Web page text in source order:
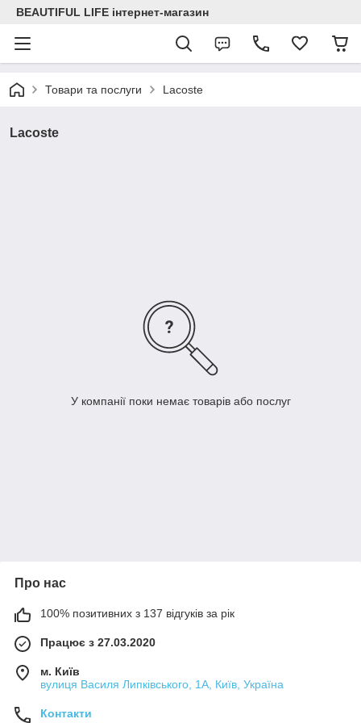
BEAUTIFUL LIFE інтернет-магазин
Товари та послуги Lacoste
Lacoste
У компанії поки немає товарів або послуг
Про нас
100% позитивних з 137 відгуків за рік
Працює з 27.03.2020
м. Київ
вулиця Василя Липківського, 1А, Київ, Україна
Контакти